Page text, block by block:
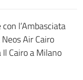
l’Ambasciata
Air Cairo
Cairo a Milano